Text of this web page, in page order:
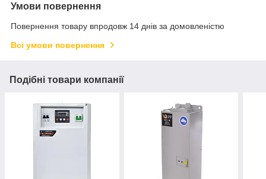
Умови повернення
Повернення товару впродовж 14 днів за домовленістю
Всі умови повернення
Подібні товари компанії